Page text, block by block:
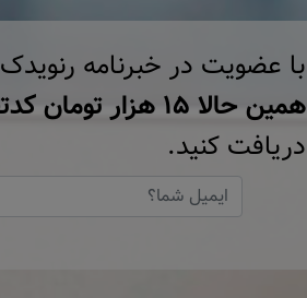
با عضویت در خبرنامه رنویدک
همین حالا ۱۵ هزار تومان کد‌تخفیف خرید آنلاین
دریافت کنید.